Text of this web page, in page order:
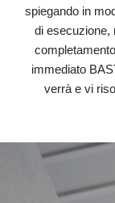
spiegando in
di esecuzione,
immediato
verrà e vi